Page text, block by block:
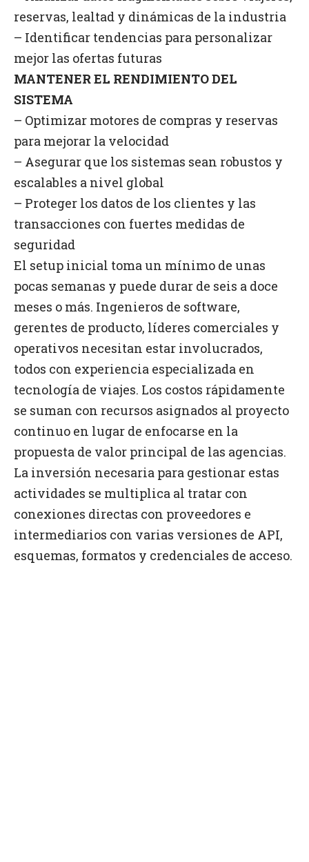
reservas, lealtad y dinámicas de la industria
– Identificar tendencias para personalizar
mejor las ofertas futuras
MANTENER EL RENDIMIENTO DEL
SISTEMA
– Optimizar motores de compras y reservas
para mejorar la velocidad
– Asegurar que los sistemas sean robustos y
escalables a nivel global
– Proteger los datos de los clientes y las
transacciones con fuertes medidas de
seguridad
El setup inicial toma un mínimo de unas
pocas semanas y puede durar de seis a doce
meses o más. Ingenieros de software,
gerentes de producto, líderes comerciales y
operativos necesitan estar involucrados,
todos con experiencia especializada en
tecnología de viajes. Los costos rápidamente
se suman con recursos asignados al proyecto
continuo en lugar de enfocarse en la
propuesta de valor principal de las agencias.
La inversión necesaria para gestionar estas
actividades se multiplica al tratar con
conexiones directas con proveedores e
intermediarios con varias versiones de API,
esquemas, formatos y credenciales de acceso.